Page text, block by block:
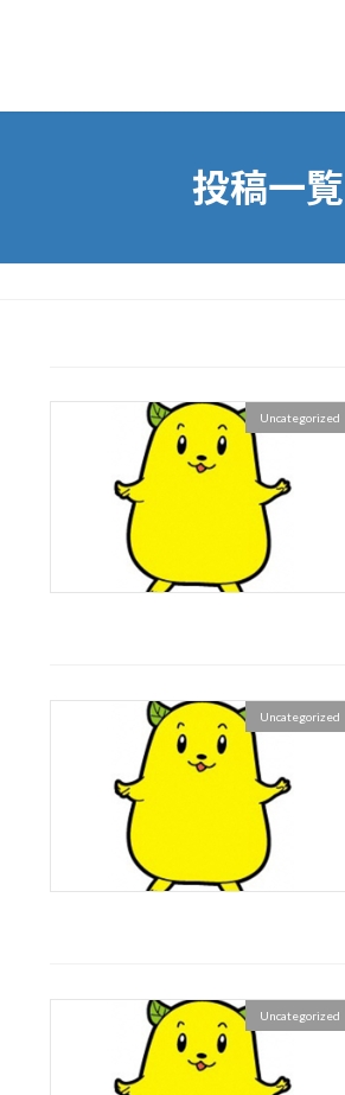
投稿一覧
Uncategorized
Uncategorized
Uncategorized